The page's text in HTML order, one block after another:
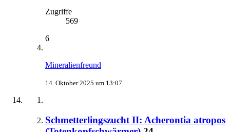
Zugriffe
569
6
Mineralienfreund
14. Oktober 2025 um 13:07
Schmetterlingszucht II: Acherontia atropos